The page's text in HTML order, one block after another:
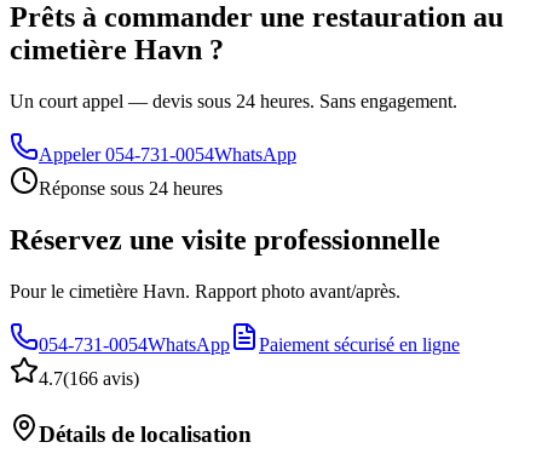
Prêts à commander une restauration au
cimetière Havn ?
Un court appel — devis sous 24 heures. Sans engagement.
Appeler 054-731-0054WhatsApp
Réponse sous 24 heures
Réservez une visite professionnelle
Pour le cimetière Havn. Rapport photo avant/après.
054-731-0054WhatsApp
Paiement sécurisé en ligne
4.7(166 avis)
Détails de localisation